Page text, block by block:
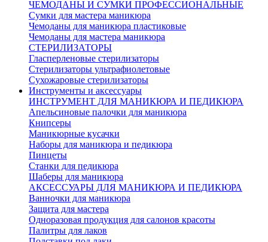
ЧЕМОДАНЫ И СУМКИ ПРОФЕССИОНАЛЬНЫЕ
Сумки для мастера маникюра
Чемоданы для маникюра пластиковые
Чемоданы для мастера маникюра
СТЕРИЛИЗАТОРЫ
Гласперленовые стерилизаторы
Стерилизаторы ультрафиолетовые
Сухожаровые стерилизаторы
Инструменты и аксессуары
ИНСТРУМЕНТ ДЛЯ МАНИКЮРА И ПЕДИКЮРА
Апельсиновые палочки для маникюра
Книпсеры
Маникюрные кусачки
Наборы для маникюра и педикюра
Пинцеты
Станки для педикюра
Шаберы для маникюра
АКСЕССУАРЫ ДЛЯ МАНИКЮРА И ПЕДИКЮРА
Ванночки для маникюра
Защита для мастера
Одноразовая продукция для салонов красоты
Палитры для лаков